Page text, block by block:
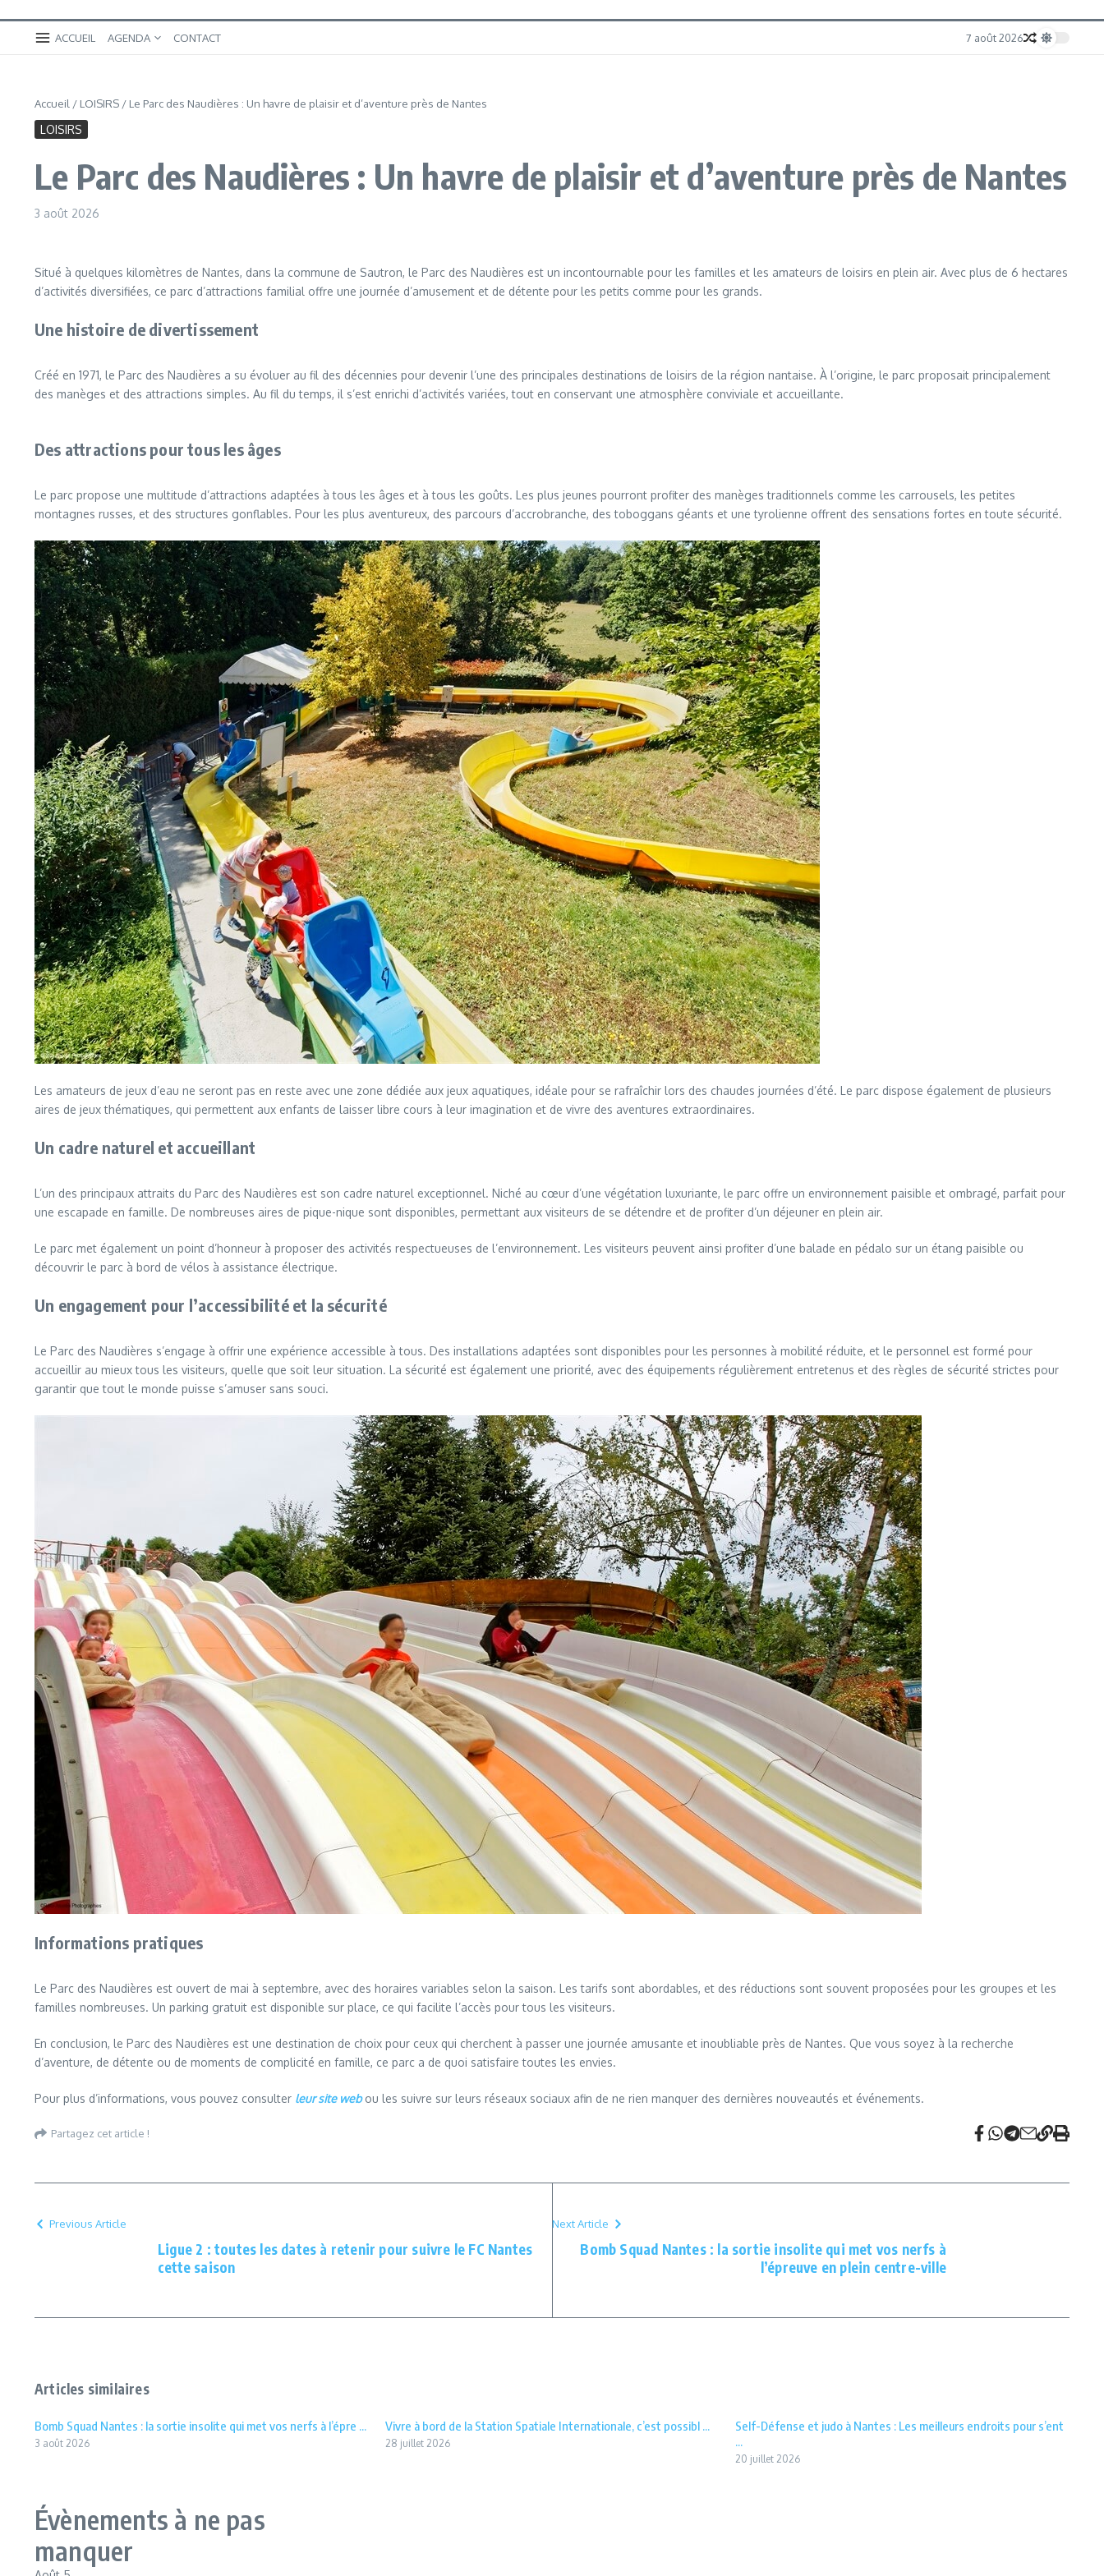
ACCUEIL AGENDA CONTACT 7 août 2026
Accueil / LOISIRS / Le Parc des Naudières : Un havre de plaisir et d’aventure près de Nantes
LOISIRS
Le Parc des Naudières : Un havre de plaisir et d’aventure près de Nantes
3 août 2026
Situé à quelques kilomètres de Nantes, dans la commune de Sautron, le Parc des Naudières est un incontournable pour les familles et les amateurs de loisirs en plein air. Avec plus de 6 hectares
d’activités diversifiées, ce parc d’attractions familial offre une journée d’amusement et de détente pour les petits comme pour les grands.
Une histoire de divertissement
Créé en 1971, le Parc des Naudières a su évoluer au fil des décennies pour devenir l’une des principales destinations de loisirs de la région nantaise. À l’origine, le parc proposait principalement
des manèges et des attractions simples. Au fil du temps, il s’est enrichi d’activités variées, tout en conservant une atmosphère conviviale et accueillante.
Des attractions pour tous les âges
Le parc propose une multitude d’attractions adaptées à tous les âges et à tous les goûts. Les plus jeunes pourront profiter des manèges traditionnels comme les carrousels, les petites
montagnes russes, et des structures gonflables. Pour les plus aventureux, des parcours d’accrobranche, des toboggans géants et une tyrolienne offrent des sensations fortes en toute sécurité.
Les amateurs de jeux d’eau ne seront pas en reste avec une zone dédiée aux jeux aquatiques, idéale pour se rafraîchir lors des chaudes journées d’été. Le parc dispose également de plusieurs
aires de jeux thématiques, qui permettent aux enfants de laisser libre cours à leur imagination et de vivre des aventures extraordinaires.
Un cadre naturel et accueillant
L’un des principaux attraits du Parc des Naudières est son cadre naturel exceptionnel. Niché au cœur d’une végétation luxuriante, le parc offre un environnement paisible et ombragé, parfait pour
une escapade en famille. De nombreuses aires de pique-nique sont disponibles, permettant aux visiteurs de se détendre et de profiter d’un déjeuner en plein air.
Le parc met également un point d’honneur à proposer des activités respectueuses de l’environnement. Les visiteurs peuvent ainsi profiter d’une balade en pédalo sur un étang paisible ou
découvrir le parc à bord de vélos à assistance électrique.
Un engagement pour l’accessibilité et la sécurité
Le Parc des Naudières s’engage à offrir une expérience accessible à tous. Des installations adaptées sont disponibles pour les personnes à mobilité réduite, et le personnel est formé pour
accueillir au mieux tous les visiteurs, quelle que soit leur situation. La sécurité est également une priorité, avec des équipements régulièrement entretenus et des règles de sécurité strictes pour
garantir que tout le monde puisse s’amuser sans souci.
Informations pratiques
Le Parc des Naudières est ouvert de mai à septembre, avec des horaires variables selon la saison. Les tarifs sont abordables, et des réductions sont souvent proposées pour les groupes et les
familles nombreuses. Un parking gratuit est disponible sur place, ce qui facilite l’accès pour tous les visiteurs.
En conclusion, le Parc des Naudières est une destination de choix pour ceux qui cherchent à passer une journée amusante et inoubliable près de Nantes. Que vous soyez à la recherche
d’aventure, de détente ou de moments de complicité en famille, ce parc a de quoi satisfaire toutes les envies.
Pour plus d’informations, vous pouvez consulter leur site webou les suivre sur leurs réseaux sociaux afin de ne rien manquer des dernières nouveautés et événements.
Partagez cet article !
Previous Article
Ligue 2 : toutes les dates à retenir pour suivre le FC Nantes
cette saison
Next Article
Bomb Squad Nantes : la sortie insolite qui met vos nerfs à
l’épreuve en plein centre-ville
Articles similaires
Bomb Squad Nantes : la sortie insolite qui met vos nerfs à l’épre ...
3 août 2026
Vivre à bord de la Station Spatiale Internationale, c’est possibl ...
28 juillet 2026
Self-Défense et judo à Nantes : Les meilleurs endroits pour s’ent
...
20 juillet 2026
Évènements à ne pas
manquer